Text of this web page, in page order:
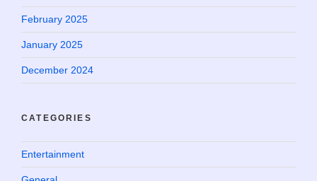
February 2025
January 2025
December 2024
CATEGORIES
Entertainment